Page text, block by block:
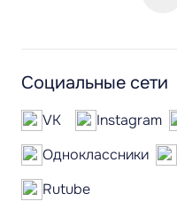
Социальные сети
VK Instagram
Одноклассники
Rutube